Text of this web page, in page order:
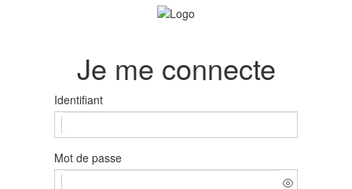
Je me connecte
Identifiant
Mot de passe